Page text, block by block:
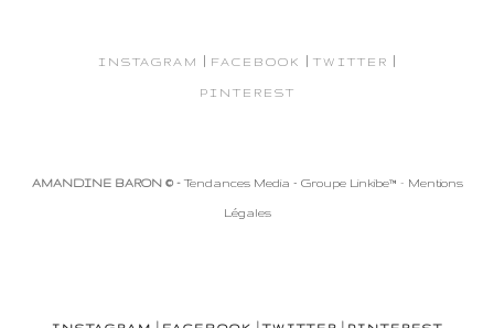
INSTAGRAM | FACEBOOK | TWITTER |
PINTEREST
AMANDINE BARON © -Tendances Media - Groupe Linkibe™ - Mentions
Légales